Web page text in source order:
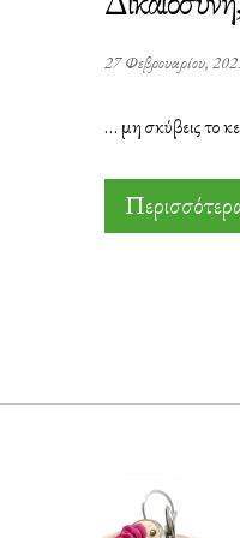
27 Φεβρουαρίου,
… μη σκύβεις το